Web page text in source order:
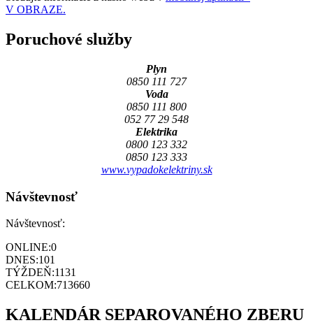
V OBRAZE.
Poruchové služby
Plyn
0850 111 727
Voda
0850 111 800
052 77 29 548
Elektrika
0800 123 332
0850 123 333
www.vypadokelektriny.sk
Návštevnosť
Návštevnosť:
ONLINE:0
DNES:101
TÝŽDEŇ:1131
CELKOM:713660
KALENDÁR SEPAROVANÉHO ZBERU